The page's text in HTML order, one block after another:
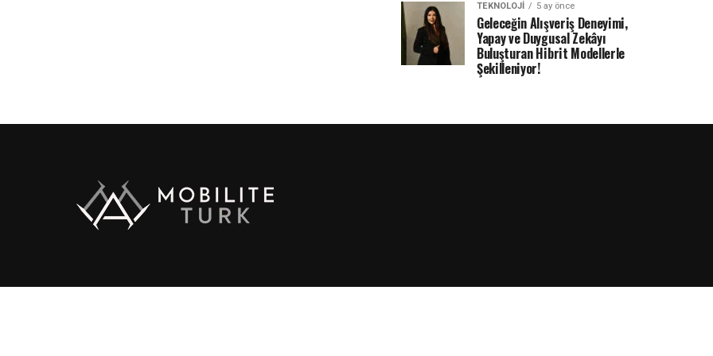
TEKNOLOJI 5 ay önce
Geleceğin Alışveriş Deneyimi,
Yapay ve Duygusal Zekâyı
Buluşturan Hibrit Modellerle
Şekilleniyor!